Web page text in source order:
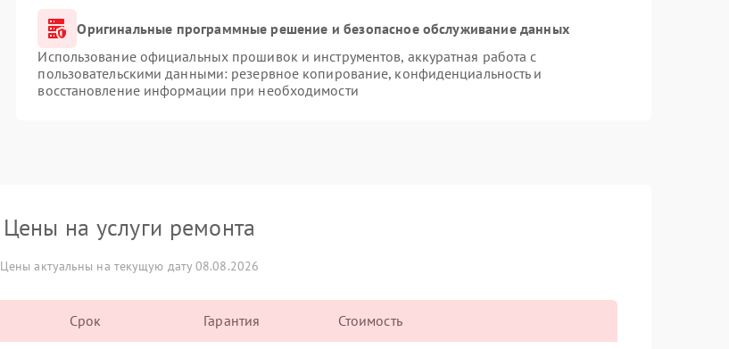
Оригинальные программные решение и безопасное обслуживание данных
Использование официальных прошивок и инструментов, аккуратная работа с
пользовательскими данными: резервное копирование, конфиденциальность и
восстановление информации при необходимости
Цены на услуги ремонта
Цены актуальны на текущую дату 08.08.2026
Срок Гарантия Стоимость